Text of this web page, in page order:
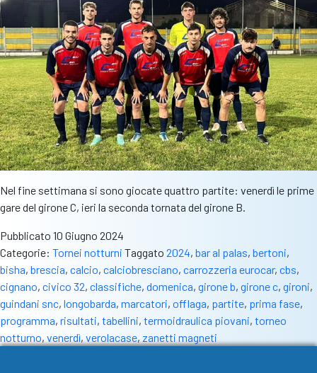
Nel fine settimana si sono giocate quattro partite: venerdì le prime
gare del girone C, ieri la seconda tornata del girone B.
Pubblicato 10 Giugno 2024
Categorie: Tornei notturni Taggato 2024, bar al palas, bertoni,
bisha, brescia, calcio, calciobresciano, carrozzeria eurocar, cbs,
cignano, civico 32, classifiche, domenica, girone b, girone c, gironi,
guindani snc, longobarda, marcatori, offlaga, partite, prima fase,
programma, risultati, tabellini, termoidraulica piovani, torneo
notturno, venerdì, verolacase, zanetti magneti